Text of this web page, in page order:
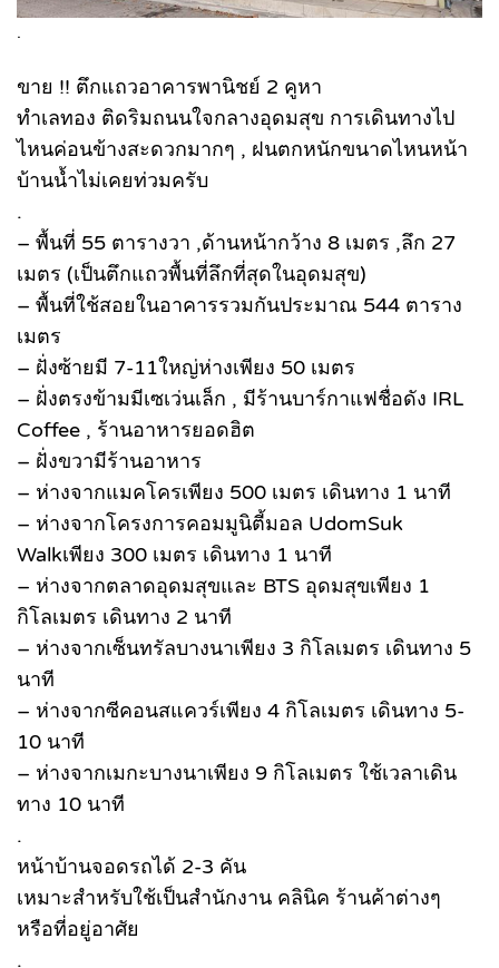
.
ขาย !! ตึกแถวอาคารพานิชย์ 2 คูหา
ทำเลทอง ติดริมถนนใจกลางอุดมสุข การเดินทางไป
ไหนค่อนข้างสะดวกมากๆ , ฝนตกหนักขนาดไหนหน้า
บ้านน้ำไม่เคยท่วมครับ
.
– พื้นที่ 55 ตารางวา ,ด้านหน้ากว้าง 8 เมตร ,ลึก 27
เมตร (เป็นตึกแถวพื้นที่ลึกที่สุดในอุดมสุข)
– พื้นที่ใช้สอยในอาคารรวมกันประมาณ 544 ตาราง
เมตร
– ฝั่งซ้ายมี 7-11ใหญ่ห่างเพียง 50 เมตร
– ฝั่งตรงข้ามมีเซเว่นเล็ก , มีร้านบาร์กาแฟชื่อดัง IRL
Coffee , ร้านอาหารยอดฮิต
– ฝั่งขวามีร้านอาหาร
– ห่างจากแมคโครเพียง 500 เมตร เดินทาง 1 นาที
– ห่างจากโครงการคอมมูนิตี้มอล UdomSuk
Walkเพียง 300 เมตร เดินทาง 1 นาที
– ห่างจากตลาดอุดมสุขและ BTS อุดมสุขเพียง 1
กิโลเมตร เดินทาง 2 นาที
– ห่างจากเซ็นทรัลบางนาเพียง 3 กิโลเมตร เดินทาง 5
นาที
– ห่างจากซีคอนสแควร์เพียง 4 กิโลเมตร เดินทาง 5-
10 นาที
– ห่างจากเมกะบางนาเพียง 9 กิโลเมตร ใช้เวลาเดิน
ทาง 10 นาที
.
หน้าบ้านจอดรถได้ 2-3 คัน
เหมาะสำหรับใช้เป็นสำนักงาน คลินิค ร้านค้าต่างๆ
หรือที่อยู่อาศัย
.